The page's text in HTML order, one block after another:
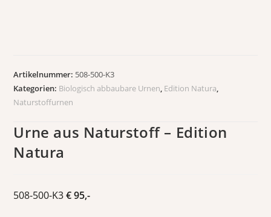
Artikelnummer: 508-500-K3
Kategorien: Biologisch abbaubare Urnen, Edition Natura,
Naturstoffurnen
Urne aus Naturstoff – Edition
Natura
508-500-K3€ 95,-